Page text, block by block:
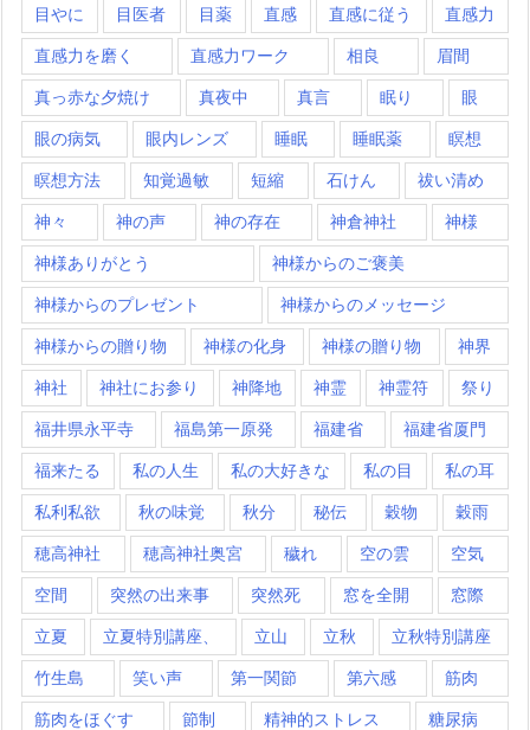
目やに 目医者 目薬 直感 直感に従う 直感力
直感力を磨く 直感力ワーク 相良 眉間
真っ赤な夕焼け 真夜中 真言 眠り 眼
眼の病気 眼内レンズ 睡眠 睡眠薬 瞑想
瞑想方法 知覚過敏 短縮 石けん 祓い清め
神々 神の声 神の存在 神倉神社 神様
神様ありがとう 神様からのご褒美
神様からのプレゼント 神様からのメッセージ
神様からの贈り物 神様の化身 神様の贈り物 神界
神社 神社にお参り 神降地 神霊 神霊符 祭り
福井県永平寺 福島第一原発 福建省 福建省厦門
福来たる 私の人生 私の大好きな 私の目 私の耳
私利私欲 秋の味覚 秋分 秘伝 穀物 穀雨
穂高神社 穂高神社奥宮 穢れ 空の雲 空気
空間 突然の出来事 突然死 窓を全開 窓際
立夏 立夏特別講座、 立山 立秋 立秋特別講座
竹生島 笑い声 第一関節 第六感 筋肉
筋肉をほぐす 節制 精神的ストレス 糖尿病